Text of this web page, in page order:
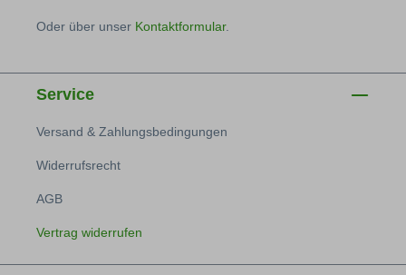
Oder über unser Kontaktformular.
Service
Versand & Zahlungsbedingungen
Widerrufsrecht
AGB
Vertrag widerrufen